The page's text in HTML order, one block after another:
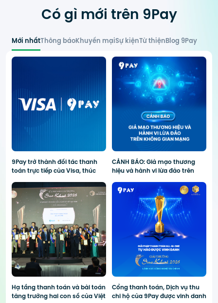
Có gì mới trên 9Pay
Mới nhấtThông báoKhuyến mạiSự kiệnTừ thiệnBlog 9Pay
9Pay trở thành đối tác thanh
toán trực tiếp của Visa, thúc
đẩy thanh toán số cho du lịch
Hạ tầng thanh toán và bài toán
tăng trưởng hai con số của Việt
CẢNH BÁO: Giả mạo thương
hiệu và hành vi lừa đảo trên
không gian mạng
Cổng thanh toán, Dịch vụ thu
chi hộ của 9Pay được vinh danh